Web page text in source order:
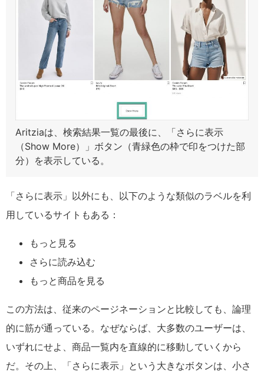
Aritziaは、検索結果一覧の最後に、「さらに表示
（Show More）」ボタン（青緑色の枠で印をつけた部
分）を表示している。
「さらに表示」以外にも、以下のような類似のラベルを利
用しているサイトもある：
もっと見る
さらに読み込む
もっと商品を見る
この方法は、従来のページネーションと比較しても、論理
的に筋が通っている。なぜならば、大多数のユーザーは、
いずれにせよ、商品一覧内を直線的に移動していくから
だ。その上、「さらに表示」という大きなボタンは、小さ